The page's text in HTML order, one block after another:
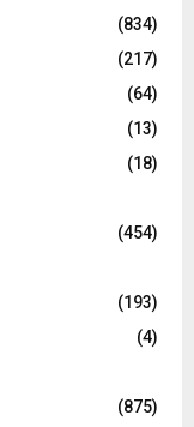
(834)
(217)
(64)
(13)
(18)
(454)
(193)
(4)
(875)